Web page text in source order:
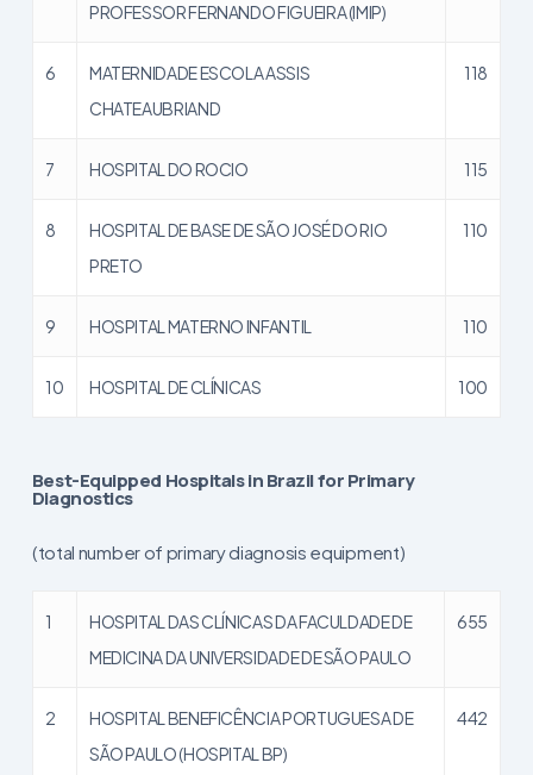
PROFESSOR FERNANDO FIGUEIRA (IMIP)
6
MATERNIDADE ESCOLA ASSIS
CHATEAUBRIAND
118
7 HOSPITAL DO ROCIO 115
8
HOSPITAL DE BASE DE SÃO JOSÉ DO RIO
PRETO
110
9 HOSPITAL MATERNO INFANTIL 110
10 HOSPITAL DE CLÍNICAS 100
Best-Equipped Hospitals in Brazil for Primary
Diagnostics
(total number of primary diagnosis equipment)
1
HOSPITAL DAS CLÍNICAS DA FACULDADE DE
MEDICINA DA UNIVERSIDADE DE SÃO PAULO
655
2
HOSPITAL BENEFICÊNCIA PORTUGUESA DE
SÃO PAULO (HOSPITAL BP)
442